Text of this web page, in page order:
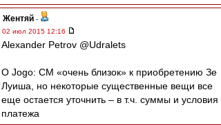
Жентяй -
02 июл 2015 12:16
Alexander Petrov ‏@Udralets
O Jogo: СМ «очень близок» к приобретению Зе
Луиша, но некоторые существенные вещи все
еще остается уточнить – в т.ч. суммы и условия
платежа